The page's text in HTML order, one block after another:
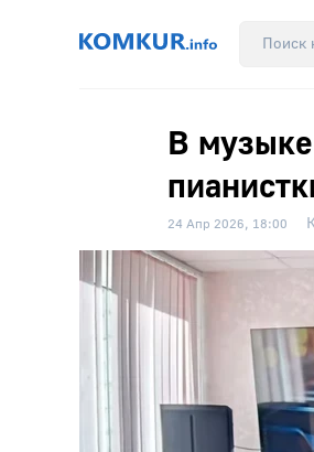
В
24 Апр 2026, 18:00